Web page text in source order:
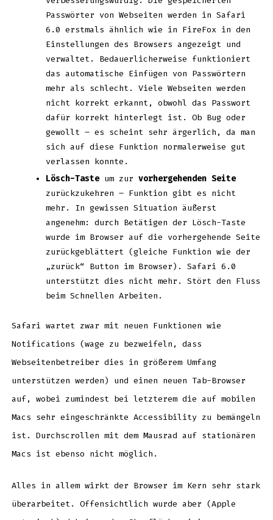
Passwörter von Webseiten werden in Safari
6.0 erstmals ähnlich wie in FireFox in den
Einstellungen des Browsers angezeigt und
verwaltet. Bedauerlicherweise funktioniert
das automatische Einfügen von Passwörtern
mehr als schlecht. Viele Webseiten werden
nicht korrekt erkannt, obwohl das Passwort
dafür korrekt hinterlegt ist. Ob Bug oder
gewollt – es scheint sehr ärgerlich, da man
sich auf diese Funktion normalerweise gut
verlassen konnte.
Lösch-Tasteum zur vorhergehenden Seite
zurückzukehren – Funktion gibt es nicht
mehr. In gewissen Situation äußerst
angenehm: durch Betätigen der Lösch-Taste
wurde im Browser auf die vorhergehende Seite
zurückgeblättert (gleiche Funktion wie der
„zurück“ Button im Browser). Safari 6.0
unterstützt dies nicht mehr. Stört den Fluss
beim Schnellen Arbeiten.
Safari wartet zwar mit neuen Funktionen wie
Notifications (wage zu bezweifeln, dass
Webseitenbetreiber dies in größerem Umfang
unterstützen werden) und einen neuen Tab-Browser
auf, wobei zumindest bei letzterem die auf mobilen
Macs sehr eingeschränkte Accessibility zu bemängeln
ist. Durchscrollen mit dem Mausrad auf stationären
Macs ist ebenso nicht möglich.
Alles in allem wirkt der Browser im Kern sehr stark
überarbeitet. Offensichtlich wurde aber (Apple